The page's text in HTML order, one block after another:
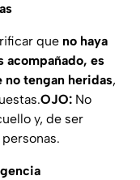
que no haya
acompañado, es
tengan heridas,
OJO: No
y, de ser